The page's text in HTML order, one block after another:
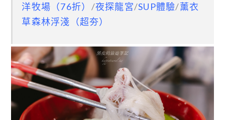
洋牧場（76折） /夜探龍宮/SUP體驗/薰衣
草森林浮淺（超夯）